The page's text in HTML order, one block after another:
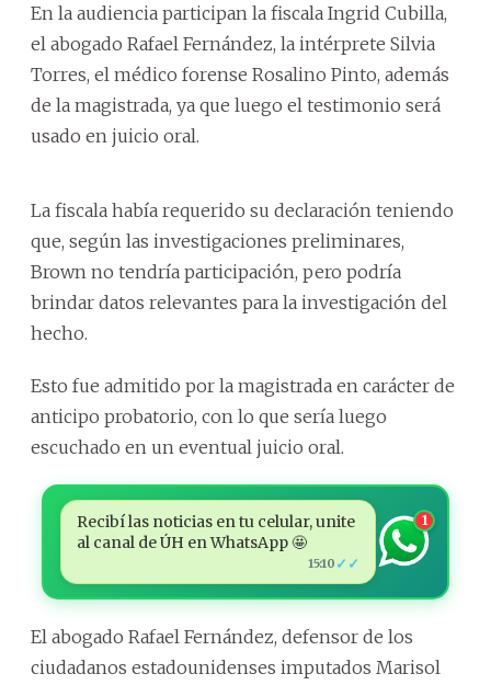
En la audiencia participan la fiscala Ingrid Cubilla,
el abogado Rafael Fernández, la intérprete Silvia
Torres, el médico forense Rosalino Pinto, además
de la magistrada, ya que luego el testimonio será
usado en juicio oral.
La fiscala había requerido su declaración teniendo
que, según las investigaciones preliminares,
Brown no tendría participación, pero podría
brindar datos relevantes para la investigación del
hecho.
Esto fue admitido por la magistrada en carácter de
anticipo probatorio, con lo que sería luego
escuchado en un eventual juicio oral.
Recibí las noticias en tu celular, unite
al canal de ÚH en WhatsApp 🤩
15:10 ✓✓
1
El abogado Rafael Fernández, defensor de los
ciudadanos estadounidenses imputados Marisol